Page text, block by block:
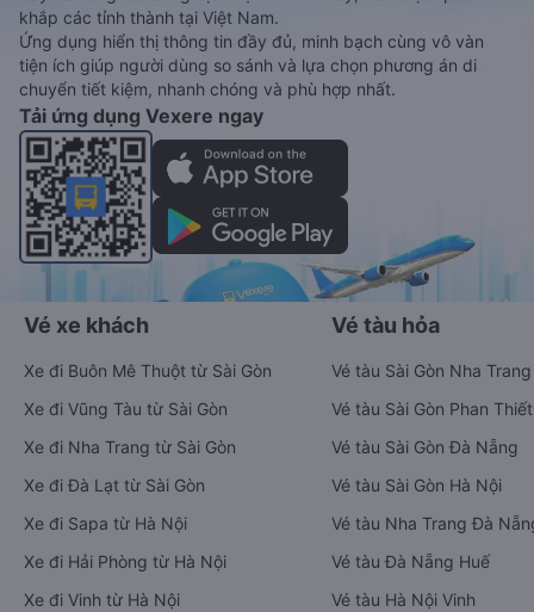
khắp các tỉnh thành tại Việt Nam.
Ứng dụng hiển thị thông tin đầy đủ, minh bạch cùng vô vàn
tiện ích giúp người dùng so sánh và lựa chọn phương án di
chuyển tiết kiệm, nhanh chóng và phù hợp nhất.
Tải ứng dụng Vexere ngay
Vé xe khách
Xe đi Buôn Mê Thuột từ Sài Gòn
Xe đi Vũng Tàu từ Sài Gòn
Xe đi Nha Trang từ Sài Gòn
Xe đi Đà Lạt từ Sài Gòn
Xe đi Sapa từ Hà Nội
Xe đi Hải Phòng từ Hà Nội
Xe đi Vinh từ Hà Nội
Vé tàu hỏa
Vé tàu Sài Gòn Nha Trang
Vé tàu Sài Gòn Phan Thiết
Vé tàu Sài Gòn Đà Nẵng
Vé tàu Sài Gòn Hà Nội
Vé tàu Nha Trang Đà
Vé tàu Đà Nẵng Huế
Vé tàu Hà Nội Vinh